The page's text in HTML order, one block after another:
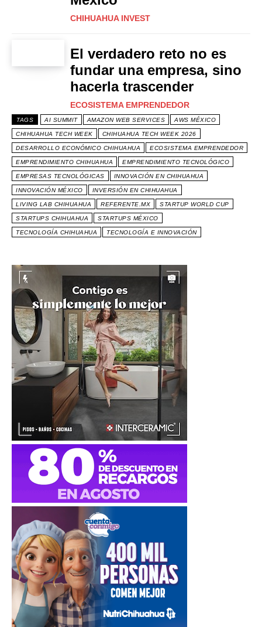
CHIHUAHUA INVEST
El verdadero reto no es
fundar una empresa, sino
hacerla trascender
ECOSISTEMA EMPRENDEDOR
TAGS AI SUMMIT AMAZON WEB SERVICES AWS MÉXICO
CHIHUAHUA TECH WEEK CHIHUAHUA TECH WEEK 2026
DESARROLLO ECONÓMICO CHIHUAHUA ECOSISTEMA EMPRENDEDOR
EMPRENDIMIENTO CHIHUAHUA EMPRENDIMIENTO TECNOLÓGICO
EMPRESAS TECNOLÓGICAS INNOVACIÓN EN CHIHUAHUA
INNOVACIÓN MÉXICO INVERSIÓN EN CHIHUAHUA
LIVING LAB CHIHUAHUA REFERENTE.MX STARTUP WORLD CUP
STARTUPS CHIHUAHUA STARTUPS MÉXICO
TECNOLOGÍA CHIHUAHUA TECNOLOGÍA E INNOVACIÓN